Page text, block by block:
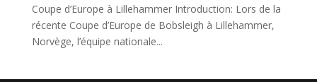
Coupe d’Europe à Lillehammer Introduction: Lors de la
récente Coupe d’Europe de Bobsleigh à Lillehammer,
Norvège, l’équipe nationale...